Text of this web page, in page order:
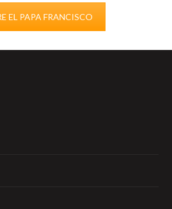
EL PAPA FRANCISCO